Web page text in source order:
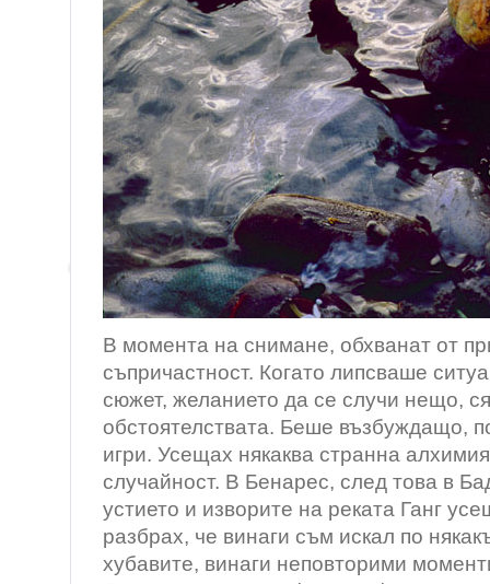
В момента на снимане, обхванат от
съпричастност. Когато липсваше
сюжет, желанието да се случи нещо,
обстоятелствата. Беше възбуждащо,
игри. Усещах някаква странна
случайност. В Бенарес, след това в
устието и изворите на реката Ганг
разбрах, че винаги съм искал по
хубавите, винаги неповторими